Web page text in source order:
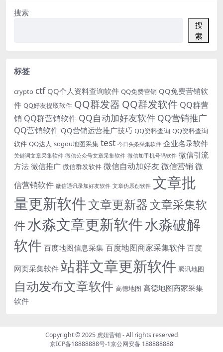
搜索
搜
索
标签
crypto ctf QQ个人资料查询软件 QQ免费营销 QQ免费营销软
件 QQ好友提取软件 QQ群发器 QQ群发软件 QQ群营
销 QQ群营销软件 QQ自动加好友软件 QQ营销推广
QQ营销软件 QQ营销运营推广技巧 QQ资料查询 QQ资料查询
软件 QQ达人 sogou地图采集 test 今日头条采集软件 企业名录软件
关键词文章采集软件 微信公众号文章采集软件 微信加手机号码软件 微信引流
方法 微信推广 微信群发软件 微信自动加好友 微信营销 微
信营销软件 微信通讯录加好友软件 文章伪原创软件 文章批
量更新软件文章更新器文章采集软
件水淼文章更新软件水淼破解
软件 百度地图信息采集 百度地图商家采集软件 百度
网页采集软件 站群文章更新软件 腾讯地图
自动发布文章软件 高德地图 高德地图商家采集
软件
Copyright © 2025 虎妞营销- All rights reserved
京ICP备18888888号-1京公网安备 188888888